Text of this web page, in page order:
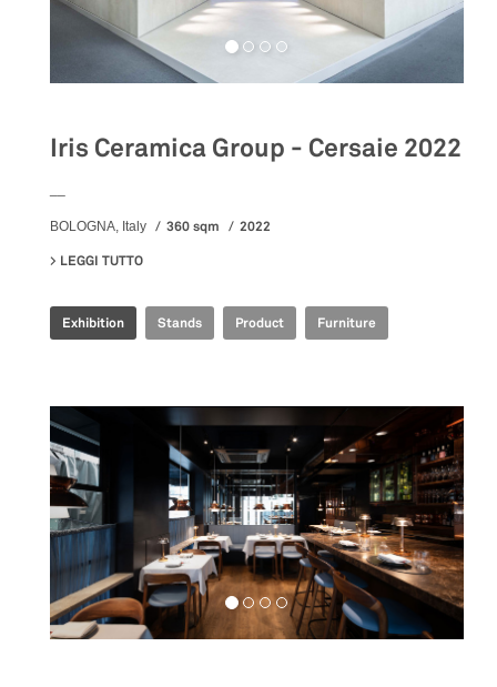
Iris Ceramica Group - Cersaie 2022
BOLOGNA, Italy 360 sqm
2022
LEGGI TUTTO
Exhibition Stands Product Furniture